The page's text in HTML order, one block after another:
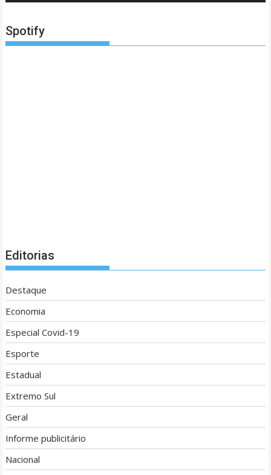
Spotify
Editorias
Destaque
Economia
Especial Covid-19
Esporte
Estadual
Extremo Sul
Geral
Informe publicitário
Nacional